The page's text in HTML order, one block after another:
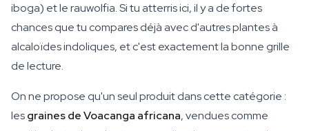
iboga) et le rauwolfia. Si tu atterris ici, il y a de fortes
chances que tu compares déjà avec d'autres plantes à
alcaloïdes indoliques, et c'est exactement la bonne grille
de lecture.
On ne propose qu'un seul produit dans cette catégorie :
lesgraines de Voacanga africana, vendues comme